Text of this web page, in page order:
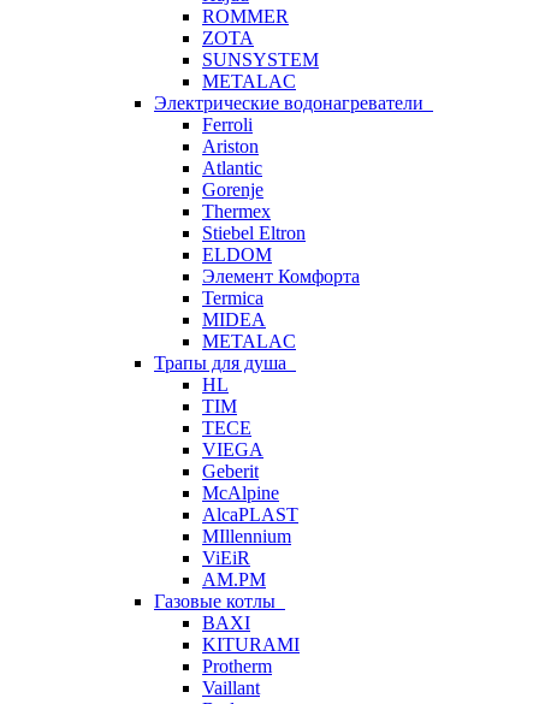
ROMMER
ZOTA
SUNSYSTEM
METALAC
Электрические водонагреватели
Ferroli
Ariston
Atlantic
Gorenje
Thermex
Stiebel Eltron
ELDOM
Элемент Комфорта
Termica
MIDEA
METALAC
Трапы для душа
HL
TIM
TECE
VIEGA
Geberit
McAlpine
AlcaPLAST
MIllennium
ViEiR
AM.PM
Газовые котлы
BAXI
KITURAMI
Protherm
Vaillant